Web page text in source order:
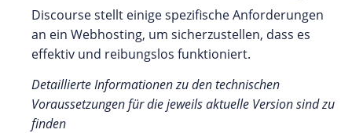
Discourse stellt einige spezifische Anforderungen
an ein Webhosting, um sicherzustellen, dass es
effektiv und reibungslos funktioniert.
Detaillierte Informationen zu den technischen
Voraussetzungen für die jeweils aktuelle Version sind zu
finden